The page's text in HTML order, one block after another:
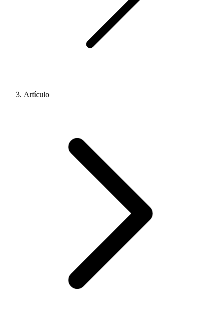
Artículo